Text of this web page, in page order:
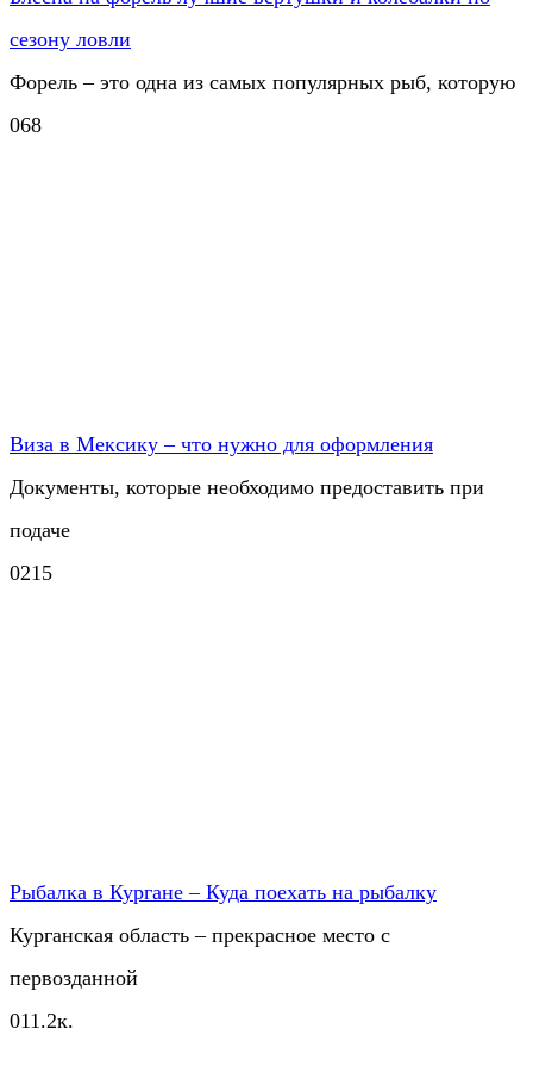
сезону ловли
Форель – это одна из самых популярных рыб, которую
068
Виза в Мексику – что нужно для оформления
Документы, которые необходимо предоставить при
подаче
0215
Рыбалка в Кургане – Куда поехать на рыбалку
Курганская область – прекрасное место с
первозданной
011.2к.